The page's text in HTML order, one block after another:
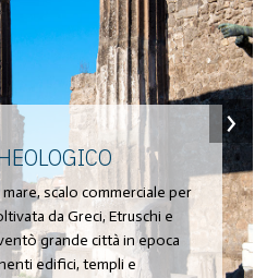
scalo commerciale per
da Greci, Etruschi e
grande città in epoca
edifici, templi e
›